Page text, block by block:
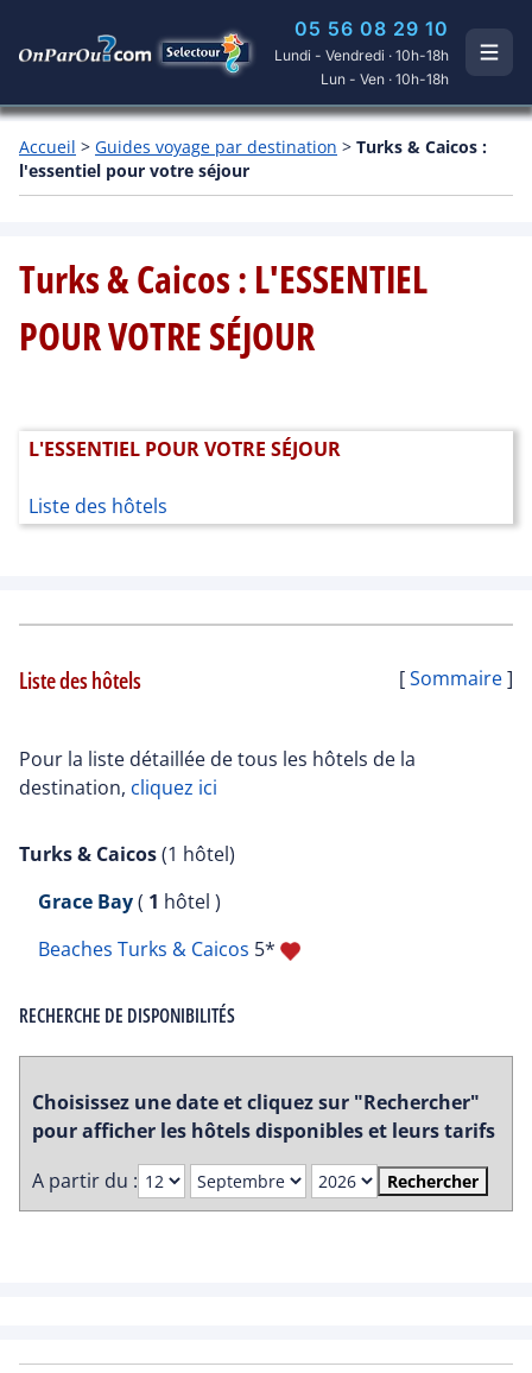
05 56 08 29 10
Lundi - Vendredi · 10h-18h
Lun - Ven · 10h-18h
Accueil > Guides voyage par destination > Turks & Caicos :
l'essentiel pour votre séjour
Turks & Caicos : L'ESSENTIEL
POUR VOTRE SÉJOUR
L'ESSENTIEL POUR VOTRE SÉJOUR
Liste des hôtels
Liste des hôtels [Sommaire]
Pour la liste détaillée de tous les hôtels de la
destination, cliquez ici
Turks & Caicos(1 hôtel)
Grace Bay( 1 hôtel )
Beaches Turks & Caicos 5*
RECHERCHE DE DISPONIBILITÉS
Choisissez une date et cliquez sur "Rechercher"
pour afficher les hôtels disponibles et leurs tarifs
A partir du :
Rechercher